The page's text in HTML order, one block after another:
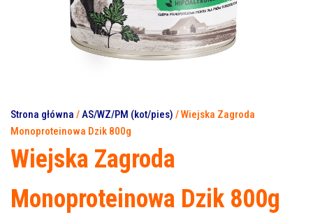
Strona główna /AS/WZ/PM (kot/pies) / Wiejska Zagroda
Monoproteinowa Dzik 800g
Wiejska Zagroda
Monoproteinowa Dzik 800g